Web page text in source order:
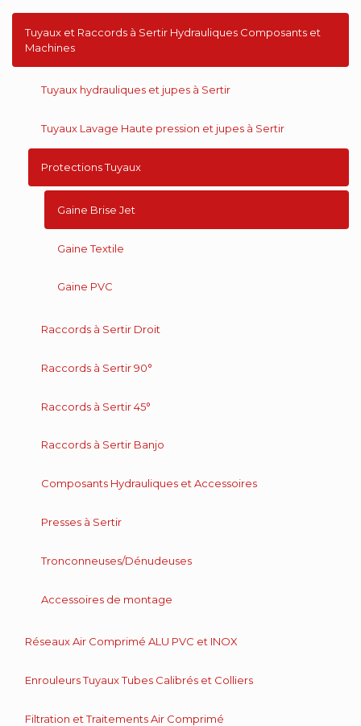
Tuyaux et Raccords à Sertir Hydrauliques Composants et
Machines
Tuyaux hydrauliques et jupes à Sertir
Tuyaux Lavage Haute pression et jupes à Sertir
Protections Tuyaux
Gaine Brise Jet
Gaine Textile
Gaine PVC
Raccords à Sertir Droit
Raccords à Sertir 90°
Raccords à Sertir 45°
Raccords à Sertir Banjo
Composants Hydrauliques et Accessoires
Presses à Sertir
Tronconneuses/Dénudeuses
Accessoires de montage
Réseaux Air Comprimé ALU PVC et INOX
Enrouleurs Tuyaux Tubes Calibrés et Colliers
Filtration et Traitements Air Comprimé